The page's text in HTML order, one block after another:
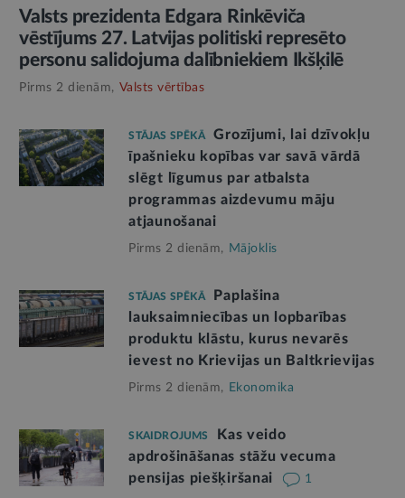
Valsts prezidenta Edgara Rinkēviča
vēstījums 27. Latvijas politiski represēto
personu salidojuma dalībniekiem Ikšķilē
Pirms 2 dienām, Valsts vērtības
STĀJAS SPĒKĀ
Grozījumi, lai dzīvokļu
īpašnieku kopības var savā vārdā
slēgt līgumus par atbalsta
programmas aizdevumu māju
atjaunošanai
Pirms 2 dienām, Mājoklis
STĀJAS SPĒKĀ
Paplašina
lauksaimniecības un lopbarības
produktu klāstu, kurus nevarēs
ievest no Krievijas un Baltkrievijas
Pirms 2 dienām, Ekonomika
SKAIDROJUMS
Kas veido
apdrošināšanas stāžu vecuma
pensijas piešķiršanai
1